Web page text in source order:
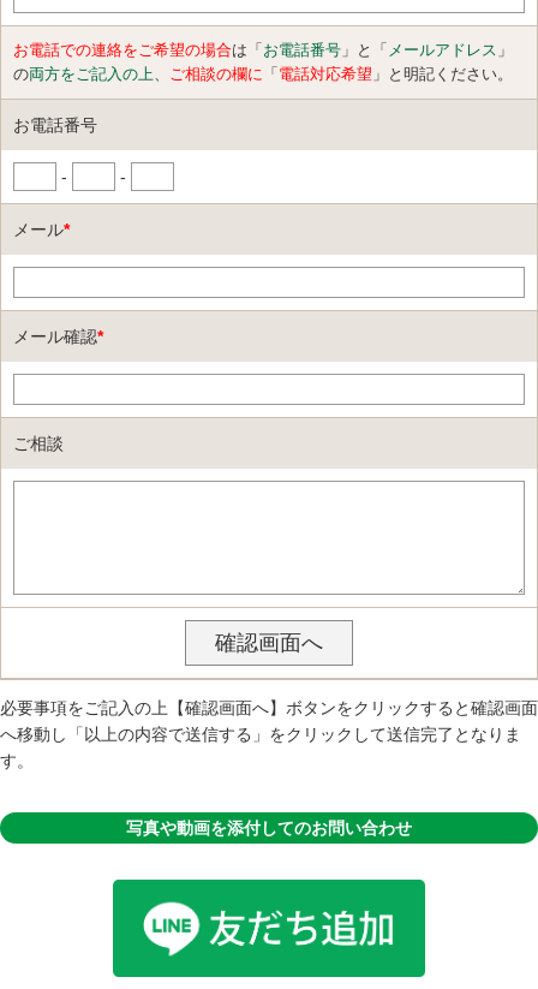
お電話での連絡をご希望の場合は「 お電話番号 」と「 メールアドレス 」
の両方をご記入の上、 ご相談の欄に 「 電話対応希望 」と明記ください。
お電話番号
- -
メール*
メール確認*
ご相談
必要事項をご記入の上【確認画面へ】ボタンをクリックすると確認画面
へ移動し「以上の内容で送信する」をクリックして送信完了となりま
す。
写真や動画を添付してのお問い合わせ